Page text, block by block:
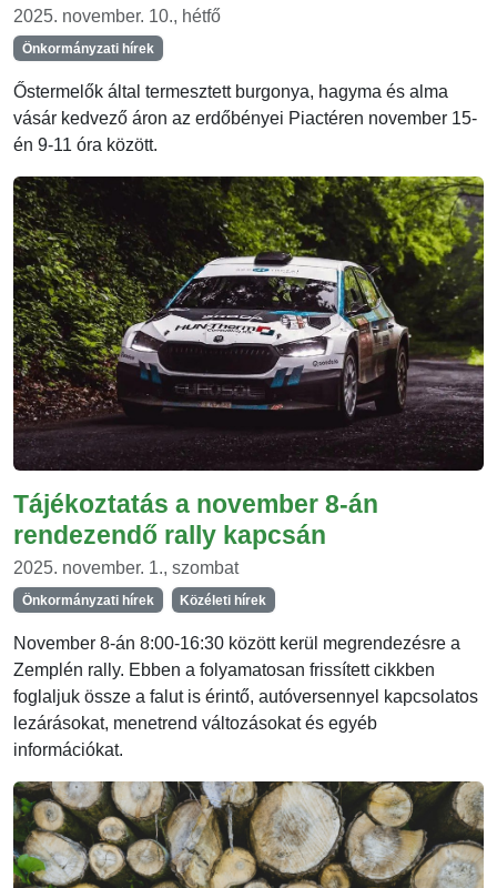
2025. november. 10., hétfő
Önkormányzati hírek
Őstermelők által termesztett burgonya, hagyma és alma
vásár kedvező áron az erdőbényei Piactéren november 15-
én 9-11 óra között.
Tájékoztatás a november 8-án
rendezendő rally kapcsán
2025. november. 1., szombat
Önkormányzati hírek Közéleti hírek
November 8-án 8:00-16:30 között kerül megrendezésre a
Zemplén rally. Ebben a folyamatosan frissített cikkben
foglaljuk össze a falut is érintő, autóversennyel kapcsolatos
lezárásokat, menetrend változásokat és egyéb
információkat.